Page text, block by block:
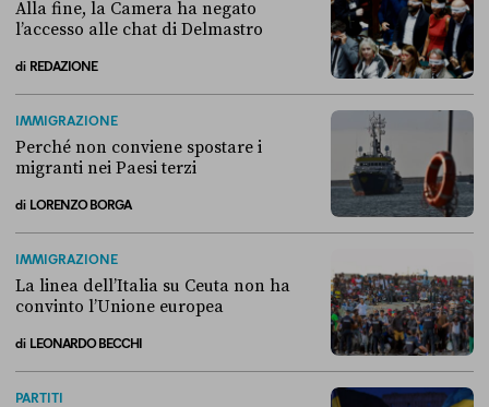
Alla fine, la Camera ha negato
l’accesso alle chat di Delmastro
di REDAZIONE
IMMIGRAZIONE
Perché non conviene spostare i
migranti nei Paesi terzi
di LORENZO BORGA
IMMIGRAZIONE
La linea dell’Italia su Ceuta non ha
convinto l’Unione europea
di LEONARDO BECCHI
PARTITI